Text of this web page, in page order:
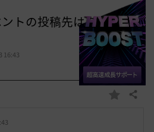
トの投稿先はここでは
16:43
お 共有する